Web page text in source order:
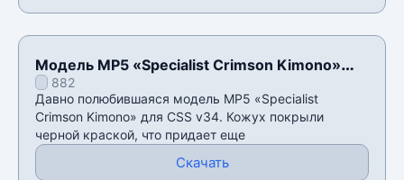
Модель MP5 «Specialist Crimson Kimono»
для CSS v34
882
Давно полюбившаяся модель MP5 «Specialist
Crimson Kimono» для CSS v34. Кожух покрыли
черной краской, что придает еще
Скачать